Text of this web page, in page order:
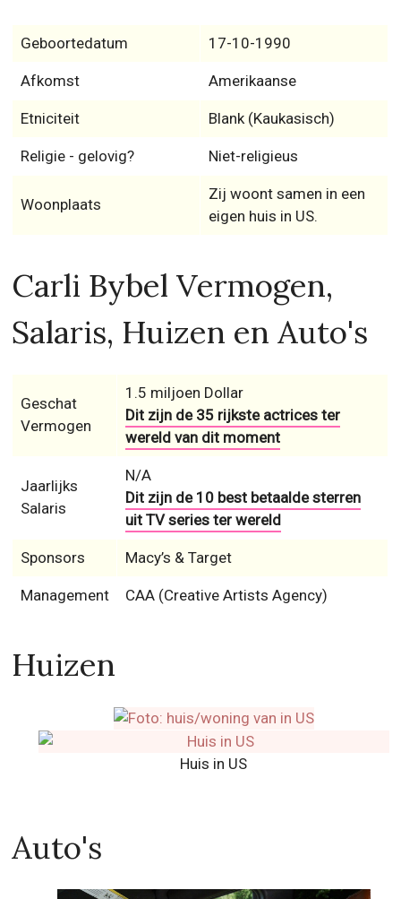
Geboortedatum 17-10-1990
Afkomst Amerikaanse
Etniciteit Blank (Kaukasisch)
Religie - gelovig? Niet-religieus
Woonplaats
Zij woont samen in een
eigen huis in US.
Carli Bybel Vermogen,
Salaris, Huizen en Auto's
Geschat
Vermogen
1.5 miljoen Dollar
Dit zijn de 35 rijkste actrices ter
wereld van dit moment
Jaarlijks
Salaris
N/A
Dit zijn de 10 best betaalde sterren
uit TV series ter wereld
Sponsors Macy’s & Target
Management CAA (Creative Artists Agency)
Huizen
Huis in US
Auto's